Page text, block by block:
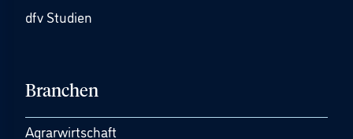
dfv Studien
Branchen
Agrarwirtschaft